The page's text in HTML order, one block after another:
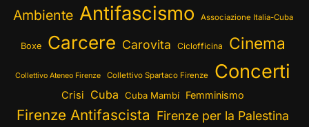
Ambiente Antifascismo Associazione Italia-Cuba
Boxe Carcere Carovita Ciclofficina Cinema
Collettivo Ateneo Firenze Collettivo Spartaco Firenze Concerti
Crisi Cuba Cuba Mambí Femminismo
Firenze Antifascista Firenze per la Palestina